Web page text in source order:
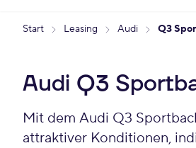
Start Leasing Audi Q3
Audi Q3
Mit dem Audi Q3
attraktiver Konditionen,